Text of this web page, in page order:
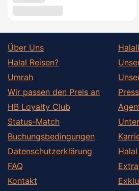
Über Uns
Halal Reisen?
Umrah
Wir passen den Preis an
HB Loyalty Club
Status-Match
Buchungsbedingungen
Datenschutzerklärung
FAQ
Kontakt